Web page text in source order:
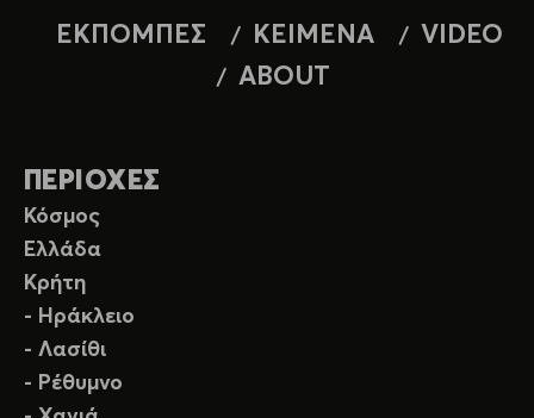
ΕΚΠΟΜΠΕΣ ΚΕΙΜΕΝΑ
VIDEO
ABOUT
ΠΕΡΙΟΧΕΣ
Κόσμος
Ελλάδα
Κρήτη
- Ηράκλειο
- Λασίθι
- Ρέθυμνο